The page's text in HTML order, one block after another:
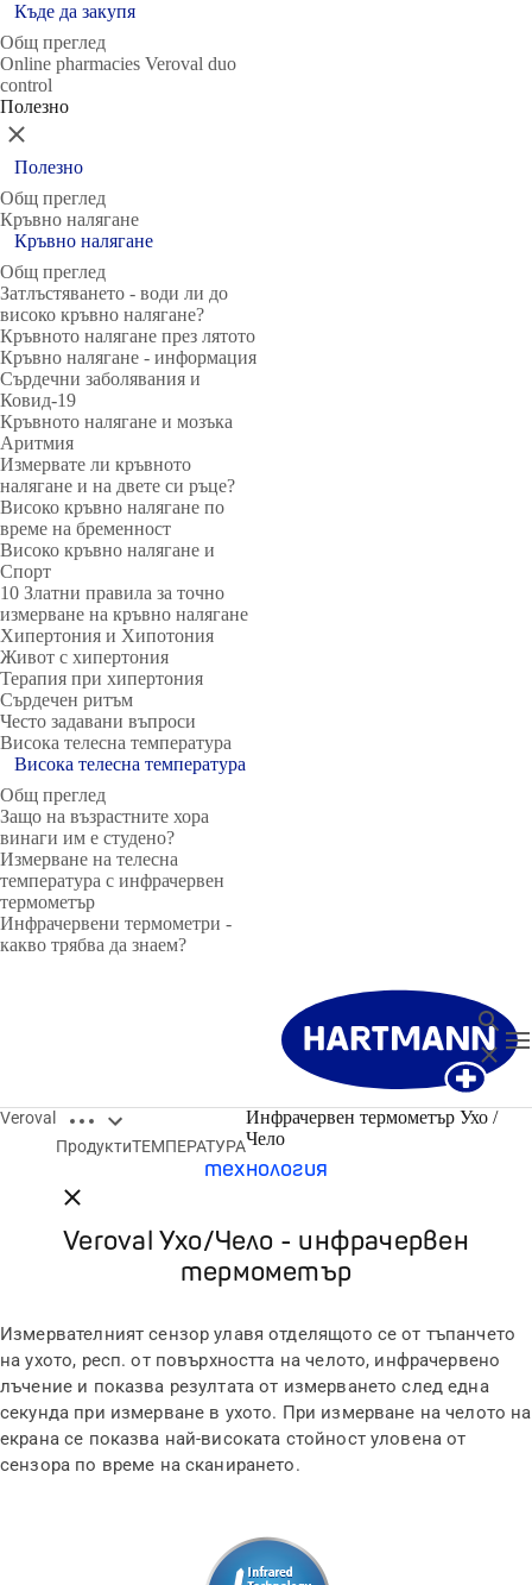
Къде да закупя
Общ преглед
Online pharmacies Veroval duo
control
Полезно
Затвори
Полезно
Общ преглед
Кръвно налягане
Кръвно налягане
Общ преглед
Затлъстяването - води ли до
високо кръвно налягане?
Кръвното налягане през лятото
Кръвно налягане - информация
Сърдечни заболявания и
Ковид-19
Кръвното налягане и мозъка
Аритмия
Измервате ли кръвното
налягане и на двете си ръце?
Високо кръвно налягане по
време на бременност
Високо кръвно налягане и
Спорт
10 Златни правила за точно
измерване на кръвно налягане
Хипертония и Хипотония
Живот с хипертония
Терапия при хипертония
Сърдечен ритъм
Често задавани въпроси
Висока телесна температура
Висока телесна температура
Общ преглед
Защо на възрастните хора
винаги им е студено?
Измерване на телесна
температура с инфрачервен
термометър
Инфрачервени термометри -
какво трябва да знаем?
Veroval Open breadcrumbs
Close breadcrumbs
ПродуктиТЕМПЕРАТУРА
Инфрачервен термометър Ухо /
Чело
Veroval Ухо/Чело - инфрачервен
термометър
Бързо измерване благодарение на инфрачервена
технология
Измервателният сензор улавя отделящото се от тъпанчето
на ухото, респ. от повърхността на челото, инфрачервено
лъчение и показва резултата от измерването след една
секунда при измерване в ухото. При измерване на челото на
екрана се показва най-високата стойност уловена от
сензора по време на сканирането.